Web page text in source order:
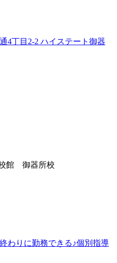
4丁目2-2 ハイステート御器
館 御器所校
わりに勤務できる♪個別指導